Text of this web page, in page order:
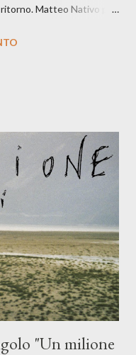
ritorno. Matteo Nativo per
che con ottimi
questo concept
la separazione dalla
afoso che opprime,
so che ora è, che giorno
come singolo una
"Un milione